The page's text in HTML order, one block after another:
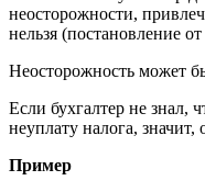
неосторожности,
нельзя (постановление
Неосторожность может
Если бухгалтер не знал,
неуплату налога,
Пример